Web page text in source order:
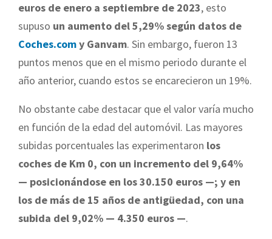
euros de enero a septiembre de 2023, esto
supuso un aumento del 5,29% según datos de
Coches.comy Ganvam. Sin embargo, fueron 13
puntos menos que en el mismo periodo durante el
año anterior, cuando estos se encarecieron un 19%.
No obstante cabe destacar que el valor varía mucho
en función de la edad del automóvil. Las mayores
subidas porcentuales las experimentaron los
coches de Km 0, con un incremento del 9,64%
— posicionándose en los 30.150 euros —; y en
los de más de 15 años de antigüedad, con una
subida del 9,02% — 4.350 euros —.